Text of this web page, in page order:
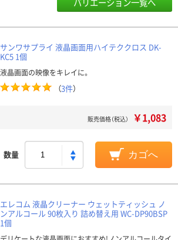
サンワサプライ 液晶画面用ハイテククロス DK-
KC5 1個
液晶画面の映像をキレイに。
（3件）
販売価格（税込） ￥1,083
数量 カゴへ
エレコム 液晶クリーナー ウェットティッシュ ノ
ンアルコール 90枚入り 詰め替え用 WC-DP90BSP
1個